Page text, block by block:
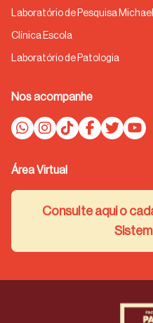
Laboratório de Pesquisa
Clínica Escola
Laboratório de Patologia
Nos acompanhe
Área Virtual
Consulte aqui o